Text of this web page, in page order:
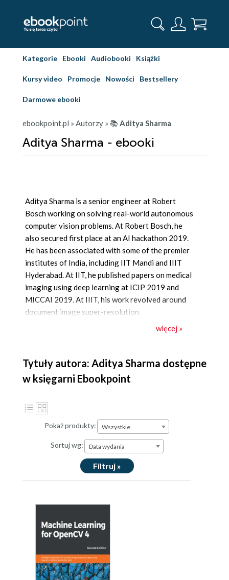
Kategorie Ebooki Audiobooki Książki
Kursy video Promocje Nowości Bestsellery
Darmowe ebooki
ebookpoint.pl » Autorzy » 📚Aditya Sharma
Aditya Sharma - ebooki
Aditya Sharma is a senior engineer at Robert
Bosch working on solving real-world autonomous
computer vision problems. At Robert Bosch, he
also secured first place at an AI hackathon 2019.
He has been associated with some of the premier
institutes of India, including IIT Mandi and IIIT
Hyderabad. At IIT, he published papers on medical
imaging using deep learning at ICIP 2019 and
MICCAI 2019. At IIIT, his work revolved around
document image super-resolution.
He is a motivated writer and has written many
YouTube channel and has contributed as a speaker
at the NCVPRIPG conference (2017) and Aligarh
Muslim University for a workshop on deep
więcej »
Tytuły autora: Aditya Sharma dostępne
w księgarni Ebookpoint
Pokaż produkty: Wszystkie
Sortuj wg: Data wydania
Filtruj »